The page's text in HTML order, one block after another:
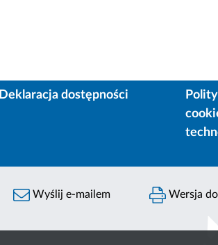
Deklaracja dostępności
Wyślij e-mailem Wersja